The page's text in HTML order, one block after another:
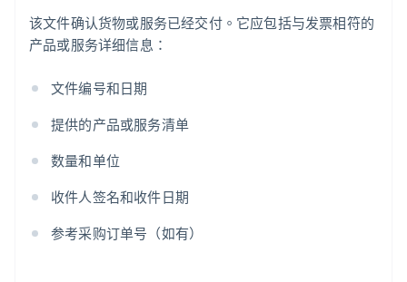
该文件确认货物或服务已经交付。它应包括与发票相符的
产品或服务详细信息：
文件编号和日期
提供的产品或服务清单
数量和单位
收件人签名和收件日期
参考采购订单号（如有）